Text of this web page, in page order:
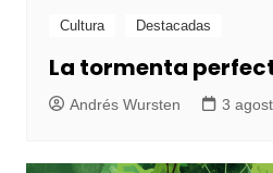
Cultura Destacadas
La tormenta
Andrés Wursten 3